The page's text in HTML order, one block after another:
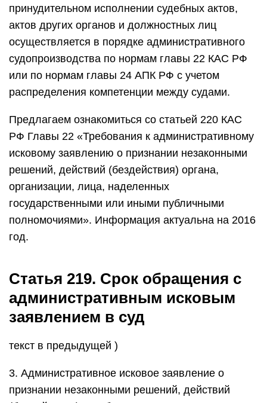
принудительном исполнении судебных актов,
актов других органов и должностных лиц
осуществляется в порядке административного
судопроизводства по нормам главы 22 КАС РФ
или по нормам главы 24 АПК РФ с учетом
распределения компетенции между судами.
Предлагаем ознакомиться со статьей 220 КАС
РФ Главы 22 «Требования к административному
исковому заявлению о признании незаконными
решений, действий (бездействия) органа,
организации, лица, наделенных
государственными или иными публичными
полномочиями». Информация актуальна на 2016
год.
Статья 219. Срок обращения с
административным исковым
заявлением в суд
текст в предыдущей )
3. Административное исковое заявление о
признании незаконными решений, действий